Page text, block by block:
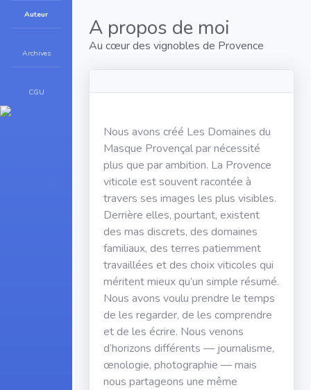
Auteur
Archives
CGU
A propos de moi
Au cœur des vignobles de Provence
Nous avons créé Les Domaines du
Masque Provençal par nécessité
plus que par ambition. La Provence
viticole est souvent racontée à
travers ses images les plus visibles.
Derrière elles, pourtant, existent
des mas discrets, des domaines
familiaux, des terres patiemment
travaillées et des choix viticoles qui
méritent mieux qu’un simple résumé.
Nous avons voulu prendre le temps
de les regarder, de les comprendre
et de les écrire. Nous venons
d’horizons différents — journalisme,
œnologie, photographie — mais
nous partageons une même